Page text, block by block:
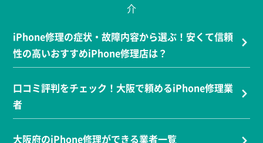
介
iPhone修理の症状・故障内容から選ぶ！安くて信頼
性の高いおすすめiPhone修理店は？
口コミ評判をチェック！大阪で頼めるiPhone修理業
者
大阪府のiPhone修理ができる業者一覧